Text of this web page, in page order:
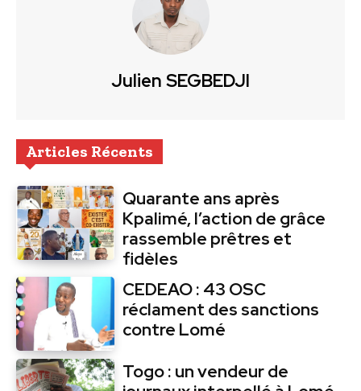
Julien SEGBEDJI
Articles Récents
Quarante ans après
Kpalimé, l’action de grâce
rassemble prêtres et
fidèles
CEDEAO : 43 OSC
réclament des sanctions
contre Lomé
Togo : un vendeur de